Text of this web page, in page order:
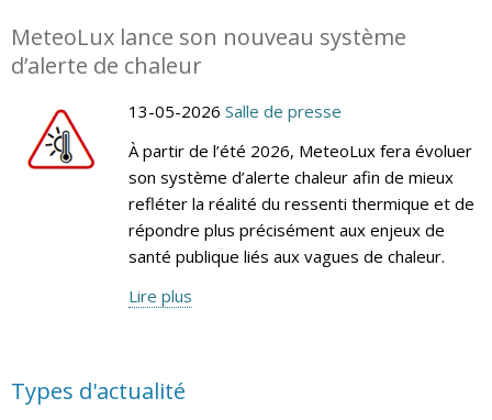
MeteoLux lance son nouveau système
d’alerte de chaleur
13-05-2026 Salle de presse
À partir de l’été 2026, MeteoLux fera évoluer
son système d’alerte chaleur afin de mieux
refléter la réalité du ressenti thermique et de
répondre plus précisément aux enjeux de
santé publique liés aux vagues de chaleur.
Lire plus
Types d'actualité